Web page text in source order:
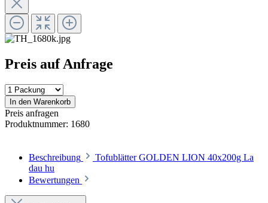
Preis auf Anfrage
In den Warenkorb
Preis anfragen
Produktnummer: 1680
Beschreibung
Tofublätter GOLDEN LION 40x200g La
dau hu
Bewertungen